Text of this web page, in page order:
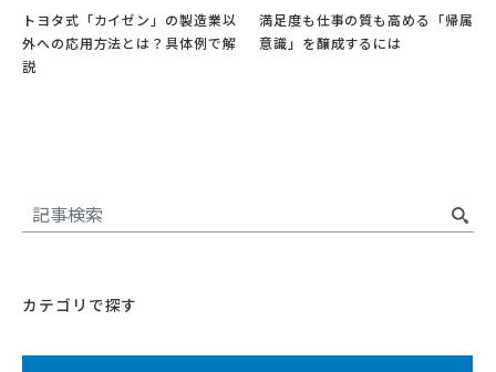
トヨタ式「カイゼン」の製造業以
外への応用方法とは？具体例で解
説
満足度も仕事の質も高める「帰属
意識」を醸成するには
カテゴリで探す